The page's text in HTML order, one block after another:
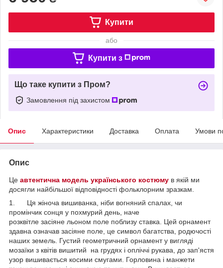
Купити
або
Купити з
Що таке купити з Пром?
Замовлення під захистом
Опис Характеристики Доставка Оплата Умови
Опис
Це автентична модель українського костюму в якій ми
досягли найбільшої відповідності фольклорним зразкам.
1. Ця жіноча вишиванка, ніби вогняний спалах, чи
промінчик сонця у похмурий день, наче
розквітле засіяне льоном поле поблизу ставка. Цей орнамент
здавна означав засіяне поле, це символ багатства, родючості
наших земель. Густий геометричний орнамент у вигляді
мозаїки з квітів вишитий на грудях і опліччі рукава, до зап'ястя
узор вишивається косими смугами. Горловина і манжети